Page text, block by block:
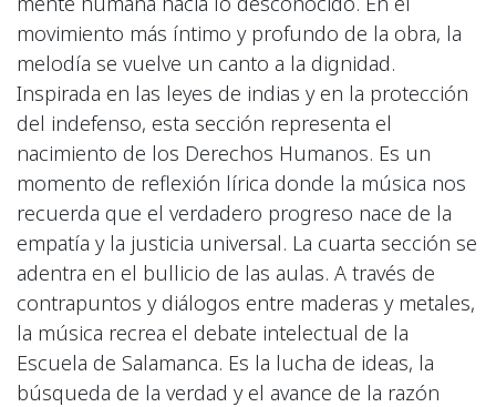
movimiento más íntimo y profundo de la obra, la
melodía se vuelve un canto a la dignidad.
Inspirada en las leyes de indias y en la protección
del indefenso, esta sección representa el
nacimiento de los Derechos Humanos. Es un
momento de reflexión lírica donde la música nos
recuerda que el verdadero progreso nace de la
empatía y la justicia universal. La cuarta sección se
adentra en el bullicio de las aulas. A través de
contrapuntos y diálogos entre maderas y metales,
la música recrea el debate intelectual de la
Escuela de Salamanca. Es la lucha de ideas, la
búsqueda de la verdad y el avance de la razón